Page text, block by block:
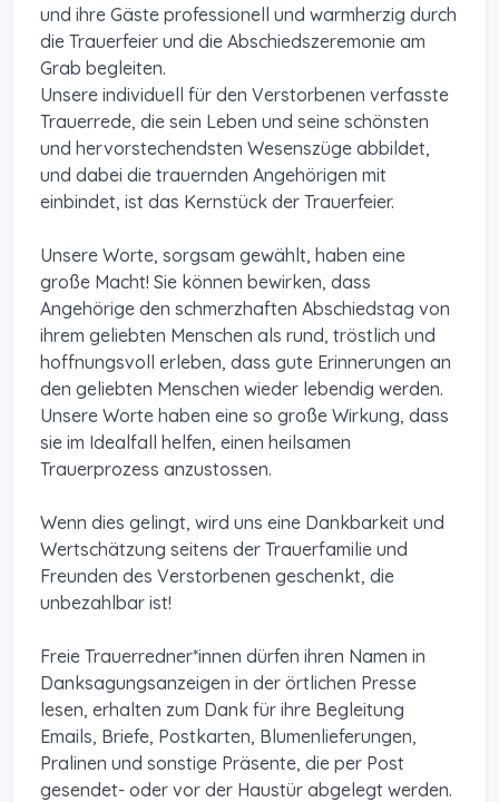
und ihre Gäste professionell und warmherzig durch
die Trauerfeier und die Abschiedszeremonie am
Grab begleiten.
Unsere individuell für den Verstorbenen verfasste
Trauerrede, die sein Leben und seine schönsten
und hervorstechendsten Wesenszüge abbildet,
und dabei die trauernden Angehörigen mit
einbindet, ist das Kernstück der Trauerfeier.
Unsere Worte, sorgsam gewählt, haben eine
große Macht! Sie können bewirken, dass
Angehörige den schmerzhaften Abschiedstag von
ihrem geliebten Menschen als rund, tröstlich und
hoffnungsvoll erleben, dass gute Erinnerungen an
den geliebten Menschen wieder lebendig werden.
Unsere Worte haben eine so große Wirkung, dass
sie im Idealfall helfen, einen heilsamen
Trauerprozess anzustossen.
Wenn dies gelingt, wird uns eine Dankbarkeit und
Wertschätzung seitens der Trauerfamilie und
Freunden des Verstorbenen geschenkt, die
unbezahlbar ist!
Freie Trauerredner*innen dürfen ihren Namen in
Danksagungsanzeigen in der örtlichen Presse
lesen, erhalten zum Dank für ihre Begleitung
Emails, Briefe, Postkarten, Blumenlieferungen,
Pralinen und sonstige Präsente, die per Post
gesendet- oder vor der Haustür abgelegt werden.